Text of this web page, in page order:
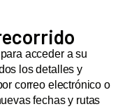
acceder a su
los detalles y
correo electrónico o
fechas y rutas